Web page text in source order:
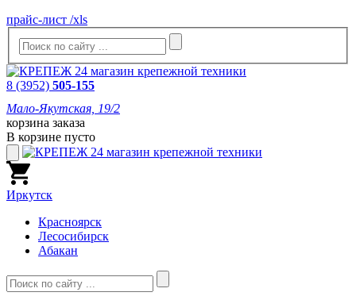
прайс-лист /xls
8 (3952) 505-155
Мало-Якутская, 19/2
корзина заказа
В корзине пусто
Иркутск
Красноярск
Лесосибирск
Абакан